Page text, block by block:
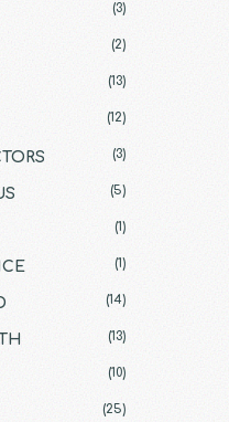
(3)
(2)
(13)
(12)
(3)
(5)
(1)
(1)
(14)
(13)
(10)
(25)